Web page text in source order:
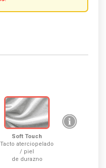
Soft Touch
Tacto aterciopelado
/ piel
de durazno